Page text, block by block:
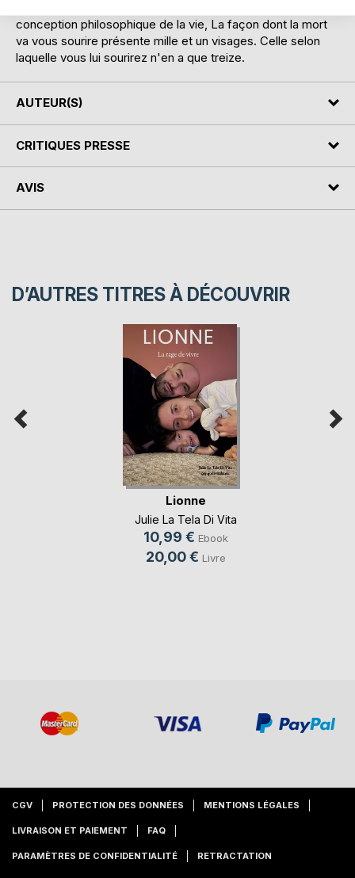
conception philosophique de la vie, La façon dont la mort
va vous sourire présente mille et un visages. Celle selon
laquelle vous lui sourirez n'en a que treize.
AUTEUR(S)
CRITIQUES PRESSE
AVIS
D’AUTRES TITRES À DÉCOUVRIR
Lionne
Julie La Tela Di Vita
10,99 € Ebook
20,00 € Livre
CGV PROTECTION DES DONNÉES MENTIONS LÉGALES
LIVRAISON ET PAIEMENT FAQ
PARAMÈTRES DE CONFIDENTIALITÉ RETRACTATION